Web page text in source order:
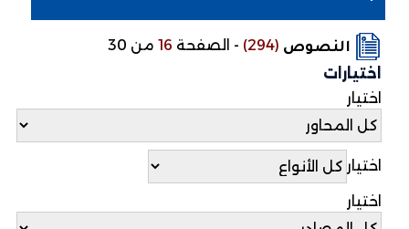
النصوص (294)
-الصفحة16 من 30
اختيارات
اختيار
اختيار
اختيار